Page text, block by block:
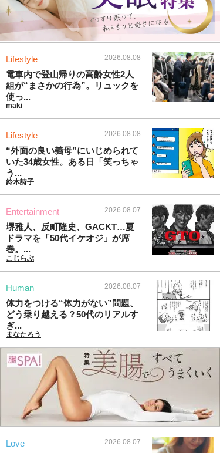
Lifestyle 2026.08.08
電車内で登山帰りの高齢女性2人
組が“まさかの行為”。リュックを
使っ...
maki
Lifestyle 2026.08.08
“外面の良い義母”にいじめられて
いた34歳女性。ある日「笑っちゃ
う...
鈴木詩子
Entertainment 2026.08.07
堺雅人、反町隆史、GACKT…夏
ドラマを「50代イケオジ」が席
巻。...
こじらぶ
Human 2026.08.07
体力をつける“体力がない”問題、
どう乗り越える？50代のリアルす
ぎ...
まなたろう
Love 2026.08.07